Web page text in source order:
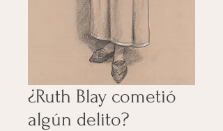
¿Ruth Blay cometió
algún delito?